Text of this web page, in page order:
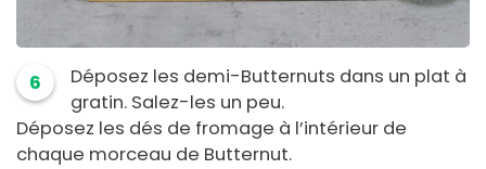
6
Déposez les demi-Butternuts dans un plat à
gratin. Salez-les un peu.
Déposez les dés de fromage à l’intérieur de
chaque morceau de Butternut.